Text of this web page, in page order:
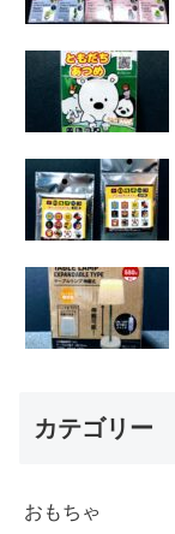
カテゴリー
おもちゃ